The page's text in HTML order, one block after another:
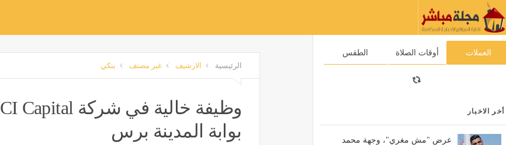
العملات أوقات الصلاة الطقس
أخر الاخبار
عرض "مش مغري"، وجهة محمد
الرئيسية الارشيف غير مصنف بنكي
بوابة المدينة برس